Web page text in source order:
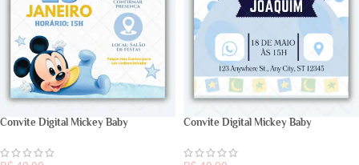
Convite Digital Mickey Baby Convite Digital Mickey Baby